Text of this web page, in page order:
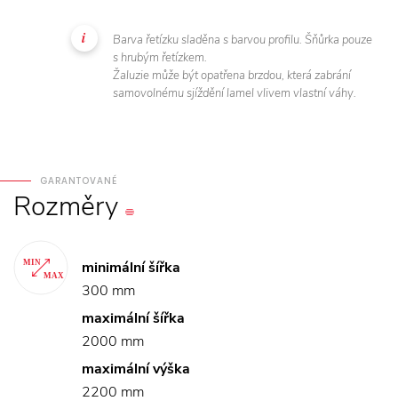
Barva řetízku sladěna s barvou profilu. Šňůrka pouze
s hrubým řetízkem.
Žaluzie může být opatřena brzdou, která zabrání
samovolnému sjíždění lamel vlivem vlastní váhy.
GARANTOVANÉ
Rozměry
minimální šířka
300 mm
maximální šířka
2000 mm
maximální výška
2200 mm